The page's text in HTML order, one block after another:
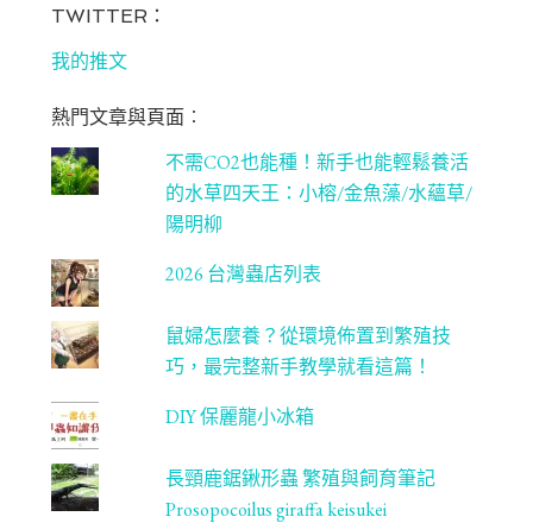
bo
ok
ag
m
C
ha
n
ne
l
TWITTER：
我的推文
熱門文章與頁面︰
不需CO2也能種！新手也能輕鬆養活
的水草四天王：小榕/金魚藻/水蘊草/
陽明柳
2026 台灣蟲店列表
鼠婦怎麼養？從環境佈置到繁殖技
巧，最完整新手教學就看這篇！
DIY 保麗龍小冰箱
長頸鹿鋸鍬形蟲 繁殖與飼育筆記
Prosopocoilus giraffa keisukei